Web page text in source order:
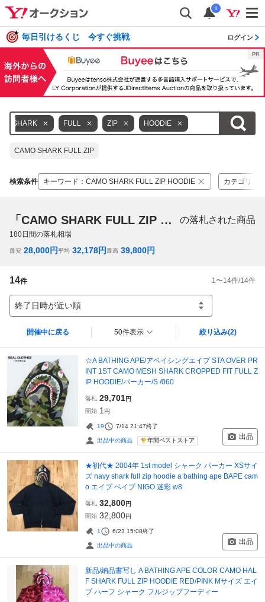
i
毎日引けるくじ 今すぐ挑戦 ログイン
SHARK FULL ZIP HOODIE
CAMO SHARK FULL ZIP
検索条件 キーワード ： CAMO SHARK FULL ZIP HOODIE カテゴリ
「CAMO SHARK FULL ZIP HOODIE」 の落札された商品
180日間の落札相場
最安 28,000円平均 32,178円最高 39,800円
14件 1 〜14件/14件
終了日時が近い順
開催中に戻る 50件表示 絞り込み(2)
☆A BATHING APE/アベイシングエイプ STA OVER PR
INT 1ST CAMO MESH SHARK CROPPED FIT FULL Z
IP HOODIE/パーカー/S /060
落札 29,701円
開始 1 円
19 7/14 21:47終了
出品中の商品 年間ベストストア 出品
★初代★ 2004年 1st model シャーク パーカー XSサイ
ズ navy shark full zip hoodie a bathing ape BAPE cam
o エイプ ベイプ NIGO 迷彩 w8
落札 32,800円
開始 32,800円
1 6/23 15:08終了
出品中の商品 出品
新品/納品書写し A BATHING APE COLOR CAMO HAL
F SHARK FULL ZIP HOODIE RED/PINK Mサイズ エイ
プ ハーフ シャーク フルジップフーディー